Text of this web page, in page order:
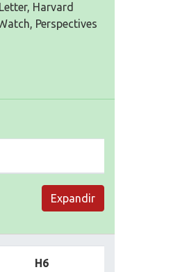
Harvard
Perspectives
Expandir
H6